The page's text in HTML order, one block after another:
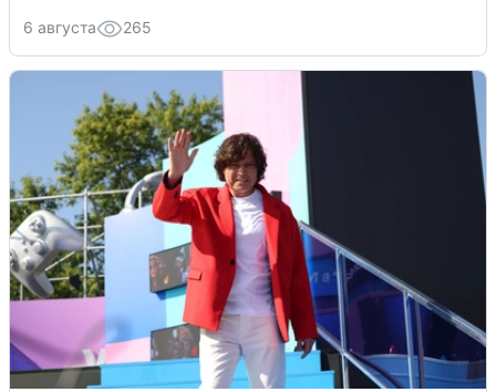
6 августа 265